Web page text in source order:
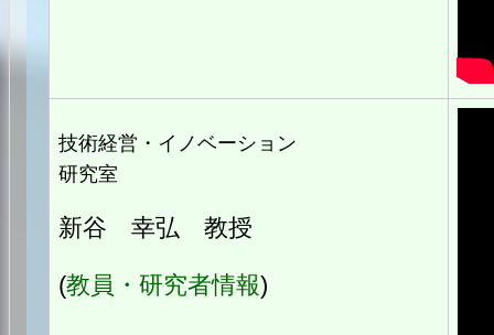
技術経営・イノベーション
研究室
新谷 幸弘 教授
(教員・研究者情報)